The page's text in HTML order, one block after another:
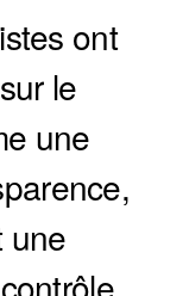
ont
le
une
une